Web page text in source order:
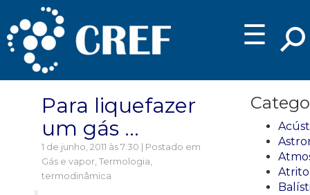
☰
Para liquefazer
um gás …
1 de junho, 2011 às 7:30 | Postado em
Gás e vapor, Termologia,
termodinâmica
Atrito